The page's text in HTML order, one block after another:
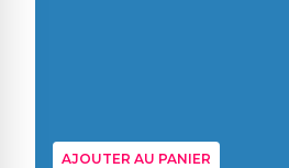
AJOUTER AU PANIER